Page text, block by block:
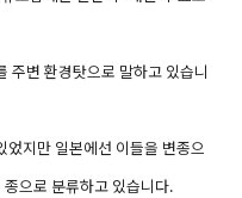
주변 환경탓으로 말하고 있습니
지만 일본에선 이들을 변종으
으로 분류하고 있습니다.